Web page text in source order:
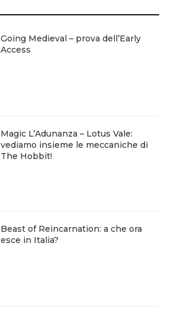
Going Medieval – prova dell’Early
Access
Magic L’Adunanza – Lotus Vale:
vediamo insieme le meccaniche di
The Hobbit!
Beast of Reincarnation: a che ora
esce in Italia?